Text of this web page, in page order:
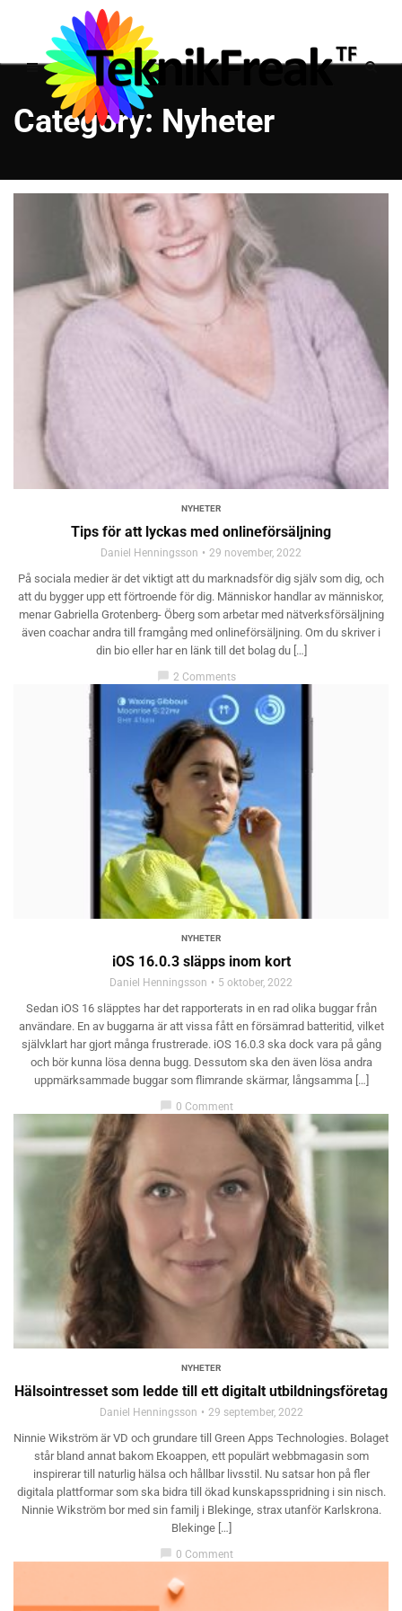
Category: Nyheter
NYHETER
Tips för att lyckas med onlineförsäljning
Daniel Henningsson 29 november, 2022
På sociala medier är det viktigt att du marknadsför dig själv som dig, och
att du bygger upp ett förtroende för dig. Människor handlar av människor,
menar Gabriella Grotenberg- Öberg som arbetar med nätverksförsäljning
även coachar andra till framgång med onlineförsäljning. Om du skriver i
din bio eller har en länk till det bolag du […]
2 Comments
NYHETER
iOS 16.0.3 släpps inom kort
Daniel Henningsson 5 oktober, 2022
Sedan iOS 16 släpptes har det rapporterats in en rad olika buggar från
användare. En av buggarna är att vissa fått en försämrad batteritid, vilket
självklart har gjort många frustrerade. iOS 16.0.3 ska dock vara på gång
och bör kunna lösa denna bugg. Dessutom ska den även lösa andra
uppmärksammade buggar som flimrande skärmar, långsamma […]
0 Comment
NYHETER
Hälsointresset som ledde till ett digitalt utbildningsföretag
Daniel Henningsson 29 september, 2022
Ninnie Wikström är VD och grundare till Green Apps Technologies. Bolaget
står bland annat bakom Ekoappen, ett populärt webbmagasin som
inspirerar till naturlig hälsa och hållbar livsstil. Nu satsar hon på fler
digitala plattformar som ska bidra till ökad kunskapsspridning i sin nisch.
Ninnie Wikström bor med sin familj i Blekinge, strax utanför Karlskrona.
Blekinge […]
chat_bubble 0 Comment